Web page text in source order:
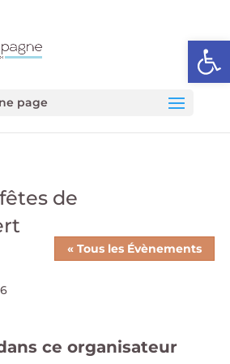
Ouvrir
page
de
« Tous les Évènements
ce organisateur